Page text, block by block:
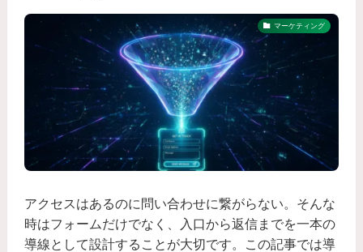
マーケティング
アクセスはあるのに問い合わせに繋がらない。そんな
時はフォームだけでなく、入口から返信までを一本の
導線として設計することが大切です。この記事では導